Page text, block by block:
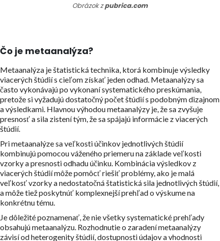
Obrázok zpubrica.com
Čo je metaanalýza?
Metaanalýza je štatistická technika, ktorá kombinuje výsledky
viacerých štúdií s cieľom získať jeden odhad. Metaanalýzy sa
často vykonávajú po vykonaní systematického preskúmania,
pretože si vyžadujú dostatočný počet štúdií s podobným dizajnom
a výsledkami. Hlavnou výhodou metaanalýzy je, že sa zvyšuje
presnosť a sila zistení tým, že sa spájajú informácie z viacerých
štúdií.
Pri metaanalýze sa veľkosti účinkov jednotlivých štúdií
kombinujú pomocou váženého priemeru na základe veľkosti
vzorky a presnosti odhadu účinku. Kombinácia výsledkov z
viacerých štúdií môže pomôcť riešiť problémy, ako je malá
veľkosť vzorky a nedostatočná štatistická sila jednotlivých štúdií,
a môže tiež poskytnúť komplexnejší prehľad o výskume na
konkrétnu tému.
Je dôležité poznamenať, že nie všetky systematické prehľady
obsahujú metaanalýzu. Rozhodnutie o zaradení metaanalýzy
závisí od heterogenity štúdií, dostupnosti údajov a vhodnosti